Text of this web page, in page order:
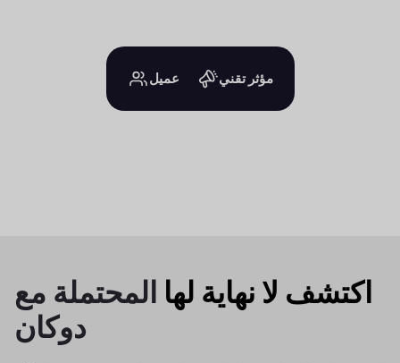
عميل مؤثر تقني
اكتشف لا نهاية لها المحتملة مع
دوكان